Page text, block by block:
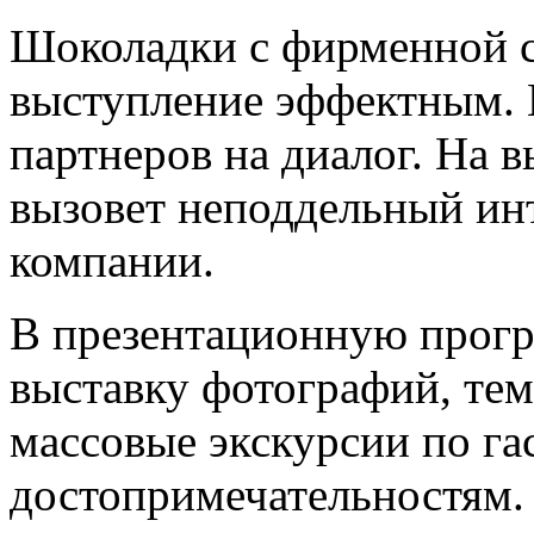
Шоколадки с фирменной
выступление эффектным.
партнеров на диалог. На
вызовет неподдельный
компании.
В презентационную
выставку фотографий,
массовые экскурсии по
достопримечательностям.